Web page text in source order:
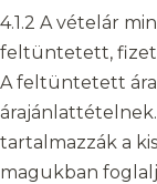
4.1.2 A vételár
feltüntetett,
A feltüntetett
tartalmazzák a
magukban